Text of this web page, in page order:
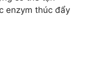
enzym thúc đẩy